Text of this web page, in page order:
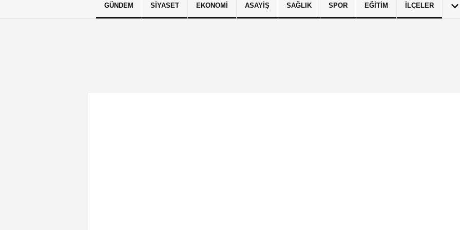
Künye İletişim Çerez Politikası Gizlilik İlkeleri
GÜNDEM SIYASET EKONOMI ASAYIŞ SAĞLIK SPOR EĞITIM İLÇELER